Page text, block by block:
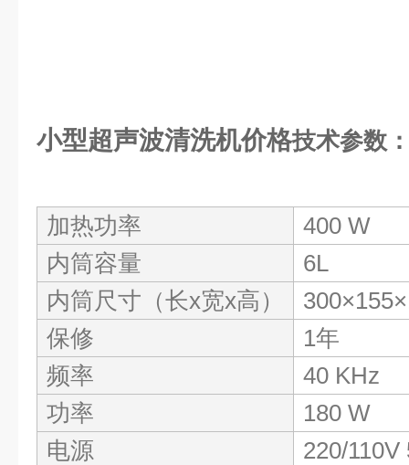
小型超声波清洗机价格技术参数
规
格
加热功率
400 W
内筒容量
6L
内筒尺寸（长x宽x高）
保修
1年
频率
40 KHz
功率
180 W
电源
220/